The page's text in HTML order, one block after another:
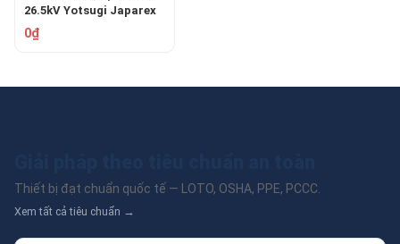
26.5kV Yotsugi Japarex
YS-126-10
0₫
Thiết bị đạt chuẩn quốc tế — LOTO, OSHA, PPE, PCCC.
Xem tất cả tiêu chuẩn →